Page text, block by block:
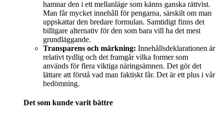
hamnar den i ett mellanläge som känns ganska rättvist.
Man får mycket innehåll för pengarna, särskilt om man
uppskattar den bredare formulan. Samtidigt finns det
billigare alternativ för den som bara vill ha det mest
grundläggande.
Transparens och märkning: Innehållsdeklarationen är
relativt tydlig och det framgår vilka former som
används för flera viktiga näringsämnen. Det gör det
lättare att förstå vad man faktiskt får. Det är ett plus i vår
bedömning.
Det som kunde varit bättre